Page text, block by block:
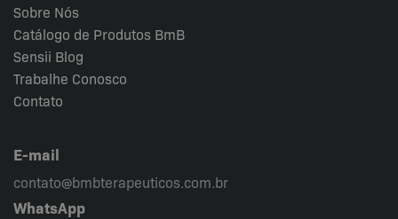
Sobre Nós
Catálogo de Produtos BmB
Sensii Blog
Trabalhe Conosco
Contato
E-mail
contato@bmbterapeuticos.com.br
WhatsApp